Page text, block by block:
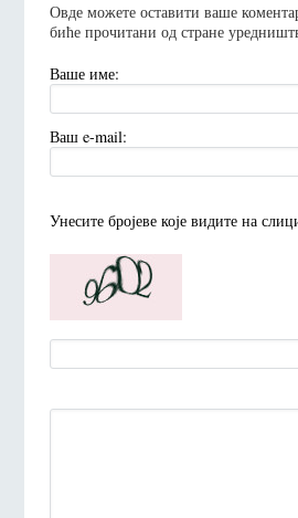
Овде можете оставити ваше
биће прочитани од стране
Ваше име:
Ваш e-mail:
Унесите броjеве коjе видите на